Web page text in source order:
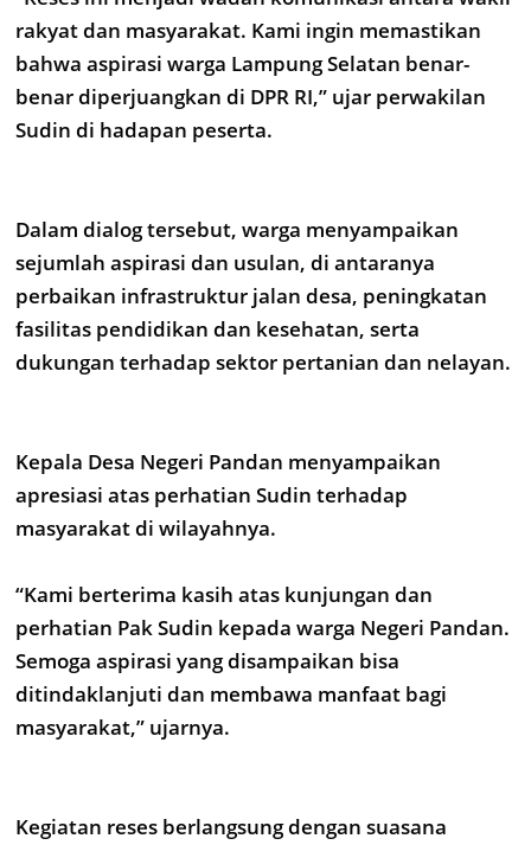
rakyat dan masyarakat. Kami ingin memastikan
bahwa aspirasi warga Lampung Selatan benar-
benar diperjuangkan di DPR RI,” ujar perwakilan
Sudin di hadapan peserta.
Dalam dialog tersebut, warga menyampaikan
sejumlah aspirasi dan usulan, di antaranya
perbaikan infrastruktur jalan desa, peningkatan
fasilitas pendidikan dan kesehatan, serta
dukungan terhadap sektor pertanian dan nelayan.
Kepala Desa Negeri Pandan menyampaikan
apresiasi atas perhatian Sudin terhadap
masyarakat di wilayahnya.
“Kami berterima kasih atas kunjungan dan
perhatian Pak Sudin kepada warga Negeri Pandan.
Semoga aspirasi yang disampaikan bisa
ditindaklanjuti dan membawa manfaat bagi
masyarakat,” ujarnya.
Kegiatan reses berlangsung dengan suasana